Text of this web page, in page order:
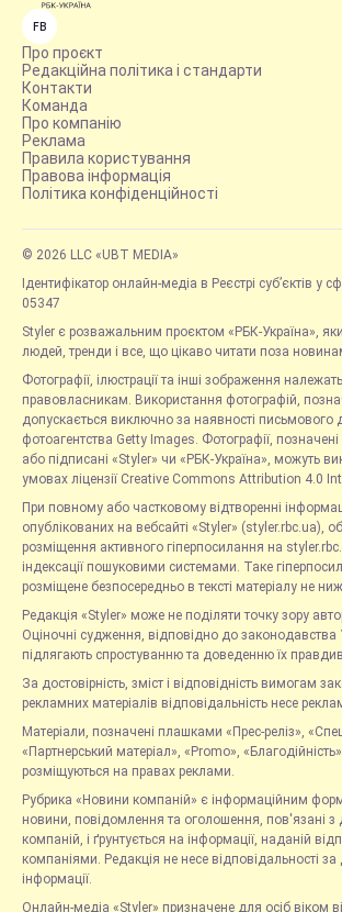
FB
Про проєкт
Редакційна політика і стандарти
Контакти
Команда
Про компанію
Реклама
Правила користування
Правова інформація
Політика конфіденційності
© 2026 LLC «UBT MEDIA»
Ідентифікатор онлайн-медіа в Реєстрі суб’єктів у
05347
Styler є розважальним проєктом «РБК-Україна»,
людей, тренди і все, що цікаво читати поза
Фотографії, ілюстрації та інші зображення належать
правовласникам. Використання фотографій,
допускається виключно за наявності письмового
фотоагентства Getty Images. Фотографії,
або підписані «Styler» чи «РБК-Україна», можуть
умовах ліцензії Creative Commons Attribution 4.0
При повному або частковому відтворенні
опублікованих на вебсайті «Styler» (styler.rbc.ua),
розміщення активного гіперпосилання на
індексації пошуковими системами. Таке
розміщене безпосередньо в тексті матеріалу не
Редакція «Styler» може не поділяти точку зору
Оціночні судження, відповідно до законодавства
підлягають спростуванню та доведенню їх
За достовірність, зміст і відповідність вимогам
рекламних матеріалів відповідальність несе
Матеріали, позначені плашками «Прес-реліз»,
«Партнерський матеріал», «Promo»,
розміщуються на правах реклами.
Рубрика «Новини компаній» є інформаційним
новини, повідомлення та оголошення, пов'язані з
компаній, і ґрунтується на інформації, наданій
компаніями. Редакція не несе відповідальності за
інформації.
Онлайн-медіа «Styler» призначене для осіб віком